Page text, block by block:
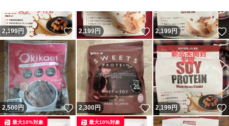
2,199円 いいね！
2,199円 いいね！
2,199円
2,500円 いいね！
2,300円 いいね！
2,199円
最大10%対象 最大10%対象